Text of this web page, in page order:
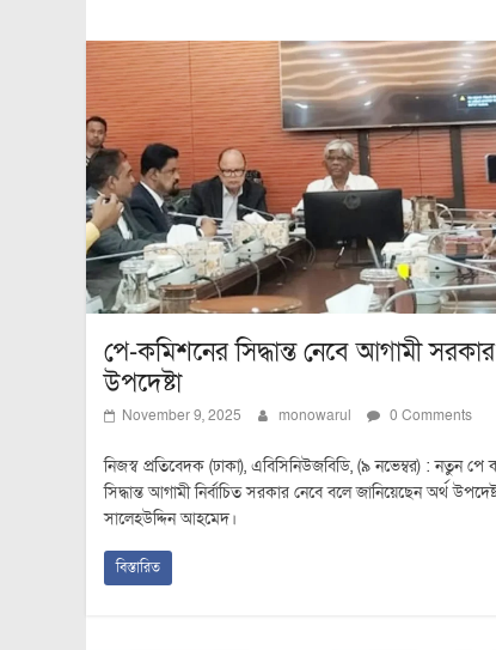
পে-কমিশনের সিদ্ধান্ত নেবে আগামী
উপদেষ্টা
November 9, 2025 monowarul 0 Comments
নিজস্ব প্রতিবেদক (ঢাকা), এবিসিনিউজবিডি, (৯ নভেম্বর) : নতুন পে
সিদ্ধান্ত আগামী নির্বাচিত সরকার নেবে বলে জানিয়েছেন অর্থ
সালেহউদ্দিন আহমেদ।
বিস্তারিত